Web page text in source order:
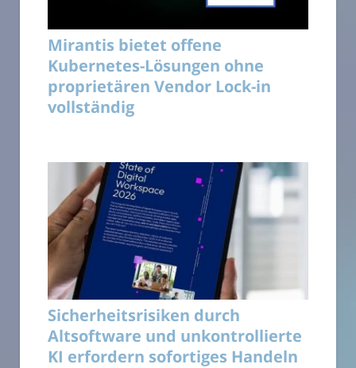
Mirantis bietet offene
Kubernetes-Lösungen ohne
proprietären Vendor Lock-in
vollständig
Sicherheitsrisiken durch
Altsoftware und unkontrollierte
KI erfordern sofortiges Handeln